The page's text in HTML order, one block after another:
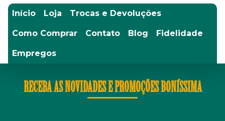
Início Loja Trocas e Devoluções
Como Comprar Contato Blog Fidelidade
Empregos
RECEBA AS NOVIDADES E PROMOÇÕES BONÍSSIMA